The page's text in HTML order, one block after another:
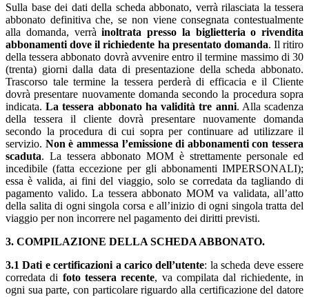
Sulla base dei dati della scheda abbonato, verrà rilasciata la tessera
abbonato definitiva che, se non viene consegnata contestualmente
alla domanda, verràinoltrata presso la biglietteria o rivendita
abbonamenti dove il richiedente ha presentato domanda. Il ritiro
della tessera abbonato dovrà avvenire entro il termine massimo di 30
(trenta) giorni dalla data di presentazione della scheda abbonato.
Trascorso tale termine la tessera perderà di efficacia e il Cliente
dovrà presentare nuovamente domanda secondo la procedura sopra
indicata. La tessera abbonato ha validità tre anni. Alla scadenza
della tessera il cliente dovrà presentare nuovamente domanda
secondo la procedura di cui sopra per continuare ad utilizzare il
servizio. Non è ammessa l’emissione di abbonamenti con tessera
scaduta. La tessera abbonato MOM è strettamente personale ed
incedibile (fatta eccezione per gli abbonamenti IMPERSONALI);
essa è valida, ai fini del viaggio, solo se corredata da tagliando di
pagamento valido. La tessera abbonato MOM va validata, all’atto
della salita di ogni singola corsa e all’inizio di ogni singola tratta del
viaggio per non incorrere nel pagamento dei diritti previsti.
3. COMPILAZIONE DELLA SCHEDA ABBONATO.
3.1 Dati e certificazioni a carico dell’utente: la scheda deve essere
corredata di foto tessera recente, va compilata dal richiedente, in
ogni sua parte, con particolare riguardo alla certificazione del datore